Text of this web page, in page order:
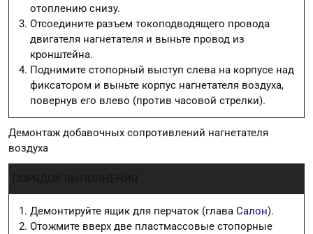
отоплению снизу.
Отсоедините разъем токоподводящего провода
двигателя нагнетателя и выньте провод из
кронштейна.
Поднимите стопорный выступ слева на корпусе над
фиксатором и выньте корпус нагнетателя воздуха,
повернув его влево (против часовой стрелки).
Демонтаж добавочных сопротивлений нагнетателя
воздуха
Демонтируйте ящик для перчаток (глава Салон).
Отожмите вверх две пластмассовые стопорные